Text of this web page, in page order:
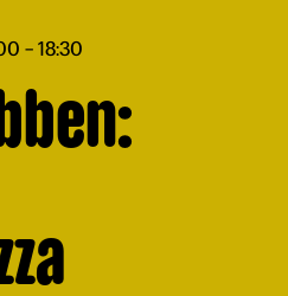
– 18:30